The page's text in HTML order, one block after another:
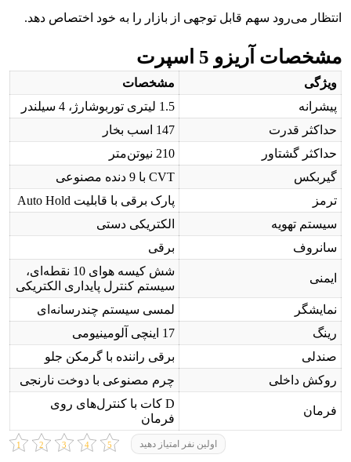
انتظار می‌رود سهم قابل توجهی از بازار را به خود اختصاص دهد.
مشخصات آریزو 5 اسپرت
ویژگی
مشخصات
پیشرانه
1.5 لیتری توربوشارژ، 4 سیلندر
حداکثر قدرت
147 اسب بخار
حداکثر گشتاور
210 نیوتن‌متر
گیربکس
CVT با 9 دنده مصنوعی
ترمز
پارک برقی با قابلیت Auto Hold
سیستم تهویه
الکتریکی دستی
سانروف
برقی
ایمنی
شش کیسه هوای 10 نقطه‌ای،
سیستم کنترل پایداری الکتریکی
نمایشگر
لمسی سیستم چندرسانه‌ای
رینگ
17 اینچی آلومینیومی
صندلی
برقی راننده با گرمکن جلو
روکش داخلی
چرم مصنوعی با دوخت نارنجی
فرمان
D کات با کنترل‌های روی
فرمان
اولین نفر امتیاز دهید